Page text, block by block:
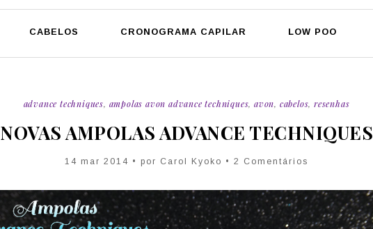
CABELOS CRONOGRAMA CAPILAR LOW POO
advance techniques, ampolas avon advance techniques, avon, cabelos,resenhas
NOVAS AMPOLAS ADVANCE TECHNIQUES
14 mar 2014 • por Carol Kyoko • 2 Comentários